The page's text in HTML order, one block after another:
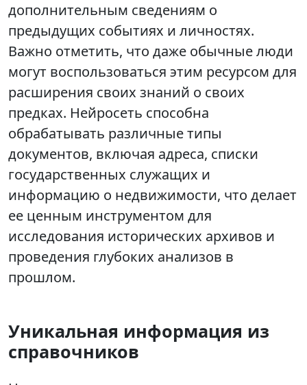
дополнительным сведениям о
предыдущих событиях и личностях.
Важно отметить, что даже обычные люди
могут воспользоваться этим ресурсом для
расширения своих знаний о своих
предках. Нейросеть способна
обрабатывать различные типы
документов, включая адреса, списки
государственных служащих и
информацию о недвижимости, что делает
ее ценным инструментом для
исследования исторических архивов и
проведения глубоких анализов в
прошлом.
Уникальная информация из
справочников